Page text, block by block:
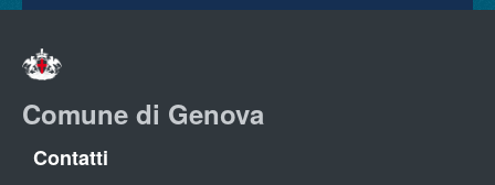
Comune di Genova
Contatti